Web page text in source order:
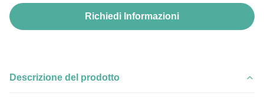
Richiedi Informazioni
Descrizione del prodotto